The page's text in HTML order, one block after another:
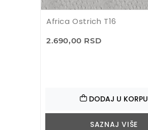
Africa Ostrich T16
2.690,00 RSD
DODAJ U KORPU
SAZNAJ VIŠE